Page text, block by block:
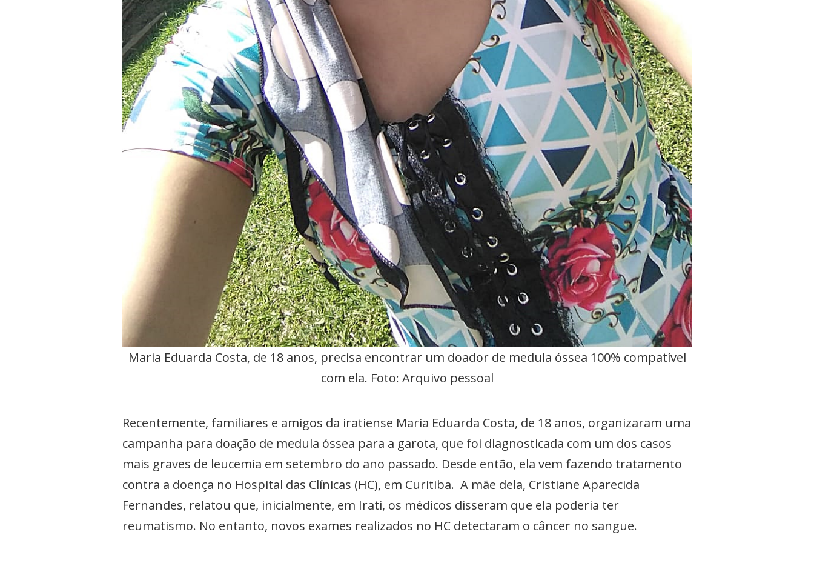
Maria Eduarda Costa, de 18 anos, precisa encontrar um doador de medula óssea 100% compatível
com ela. Foto: Arquivo pessoal
Recentemente, familiares e amigos da iratiense Maria Eduarda Costa, de 18 anos, organizaram uma
campanha para doação de medula óssea para a garota, que foi diagnosticada com um dos casos
mais graves de leucemia em setembro do ano passado. Desde então, ela vem fazendo tratamento
contra a doença no Hospital das Clínicas (HC), em Curitiba. A mãe dela, Cristiane Aparecida
Fernandes, relatou que, inicialmente, em Irati, os médicos disseram que ela poderia ter
reumatismo. No entanto, novos exames realizados no HC detectaram o câncer no sangue.